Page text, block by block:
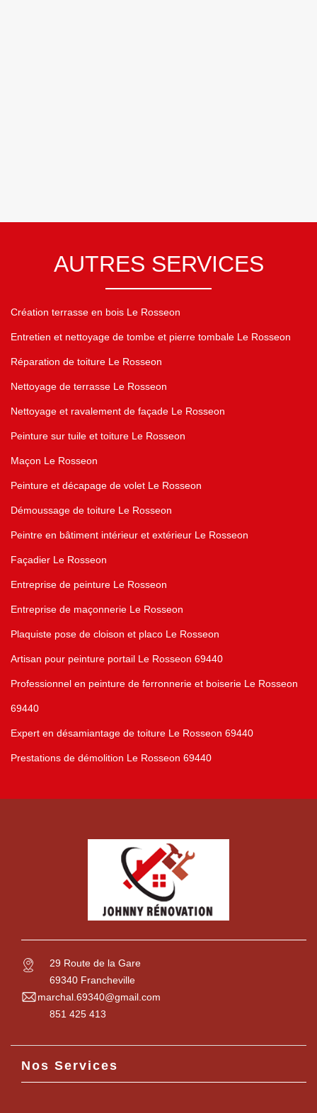
AUTRES SERVICES
Création terrasse en bois Le Rosseon
Entretien et nettoyage de tombe et pierre tombale Le Rosseon
Réparation de toiture Le Rosseon
Nettoyage de terrasse Le Rosseon
Nettoyage et ravalement de façade Le Rosseon
Peinture sur tuile et toiture Le Rosseon
Maçon Le Rosseon
Peinture et décapage de volet Le Rosseon
Démoussage de toiture Le Rosseon
Peintre en bâtiment intérieur et extérieur Le Rosseon
Façadier Le Rosseon
Entreprise de peinture Le Rosseon
Entreprise de maçonnerie Le Rosseon
Plaquiste pose de cloison et placo Le Rosseon
Artisan pour peinture portail Le Rosseon 69440
Professionnel en peinture de ferronnerie et boiserie Le Rosseon
69440
Expert en désamiantage de toiture Le Rosseon 69440
Prestations de démolition Le Rosseon 69440
29 Route de la Gare
69340 Francheville
marchal.69340@gmail.com
851 425 413
Nos Services